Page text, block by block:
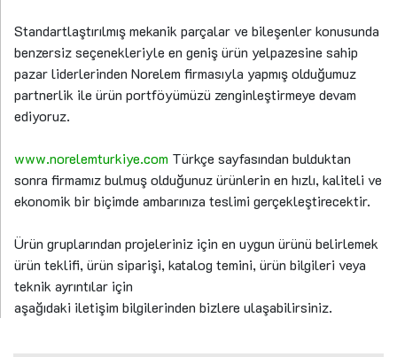
Standartlaştırılmış mekanik parçalar ve bileşenler konusunda
benzersiz seçenekleriyle en geniş ürün yelpazesine sahip
pazar liderlerinden Norelem firmasıyla yapmış olduğumuz
partnerlik ile ürün portföyümüzü zenginleştirmeye devam
ediyoruz.
www.norelemturkiye.com Türkçe sayfasından bulduktan
sonra firmamız bulmuş olduğunuz ürünlerin en hızlı, kaliteli ve
ekonomik bir biçimde ambarınıza teslimi gerçekleştirecektir.
Ürün gruplarından projeleriniz için en uygun ürünü belirlemek
ürün teklifi, ürün siparişi, katalog temini, ürün bilgileri veya
teknik ayrıntılar için
aşağıdaki iletişim bilgilerinden bizlere ulaşabilirsiniz.